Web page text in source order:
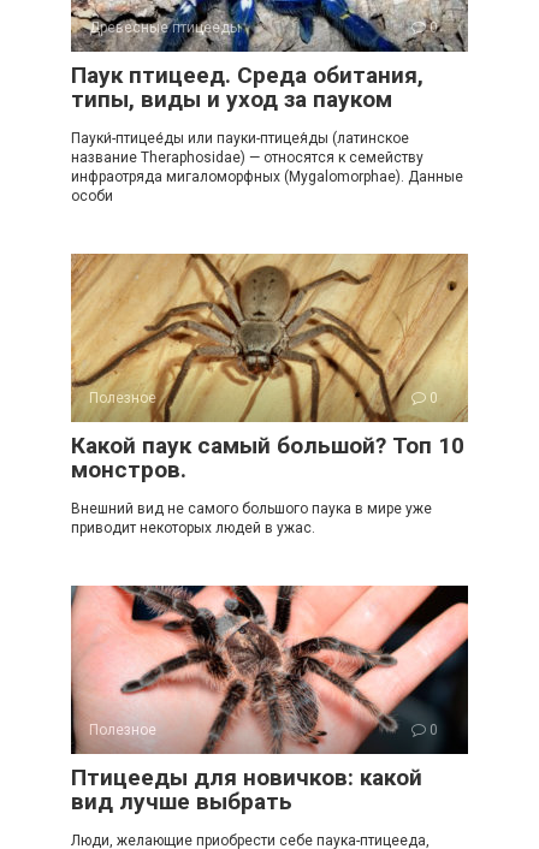
Древесные птицееды 0
Паук птицеед. Среда обитания,
типы, виды и уход за пауком
Пауки́-птицее́ды или пауки-птицея́ды (латинское
название Theraphosidae) — относятся к семейству
инфраотряда мигаломорфных (Mygalomorphae). Данные
особи
Полезное 0
Какой паук самый большой? Топ 10
монстров.
Внешний вид не самого большого паука в мире уже
приводит некоторых людей в ужас.
Полезное 0
Птицееды для новичков: какой
вид лучше выбрать
Люди, желающие приобрести себе паука-птицееда,